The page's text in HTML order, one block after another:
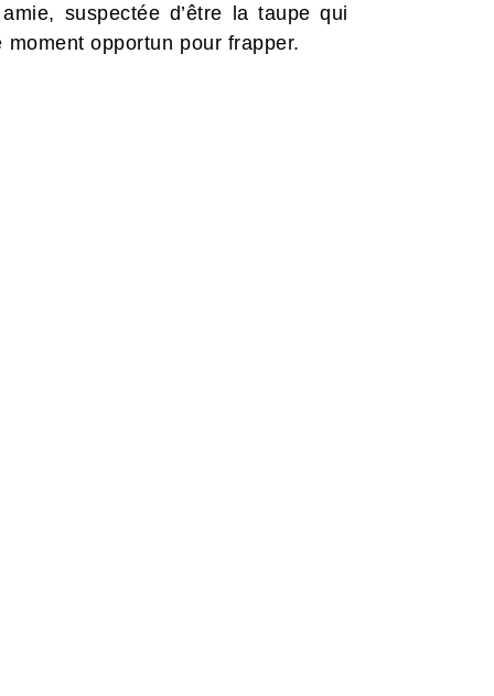
suspectée d’être la taupe qui
moment opportun pour frapper.